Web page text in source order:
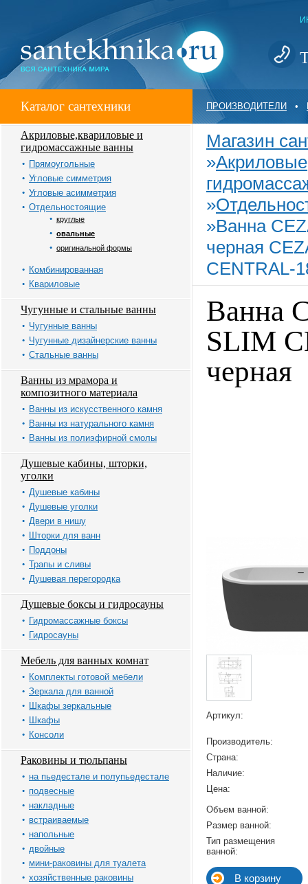
Каталог сантехники ПРОИЗВОДИТЕЛИ •
Акриловые,квариловые и
гидромассажные ванны
Прямоугольные
Угловые симметрия
Угловые асимметрия
Отдельностоящие
круглые
овальные
оригинальной формы
Комбинированная
Квариловые
Чугунные и стальные ванны
Чугунные ванны
Чугунные дизайнерские ванны
Стальные ванны
Ванны из мрамора и
композитного материала
Ванны из искусственного камня
Ванны из натурального камня
Ванны из полиэфирной смолы
Душевые кабины, шторки,
уголки
Душевые кабины
Душевые уголки
Двери в нишу
Шторки для ванн
Поддоны
Трапы и сливы
Душевая перегородка
Душевые боксы и гидросауны
Гидромассажные боксы
Гидросауны
Мебель для ванных комнат
Комплекты готовой мебели
Зеркала для ванной
Шкафы зеркальные
Шкафы
Консоли
Раковины и тюльпаны
на пьедестале и полупьедестале
подвесные
накладные
встраиваемые
напольные
двойные
мини-раковины для туалета
хозяйственные раковины
Магазин
»
»
»Ванна
черная
CENTRAL-
Ванна
SLIM
черная
Артикул:
Производитель:
Страна:
Наличие:
Цена:
Объем ванной:
Размер ванной:
Тип размещения
ванной: